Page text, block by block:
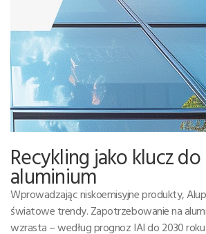
Recykling jako klucz do
aluminium
Wprowadzając niskoemisyjne produkty,
światowe trendy. Zapotrzebowanie na
wzrasta – według prognoz IAI do 2030